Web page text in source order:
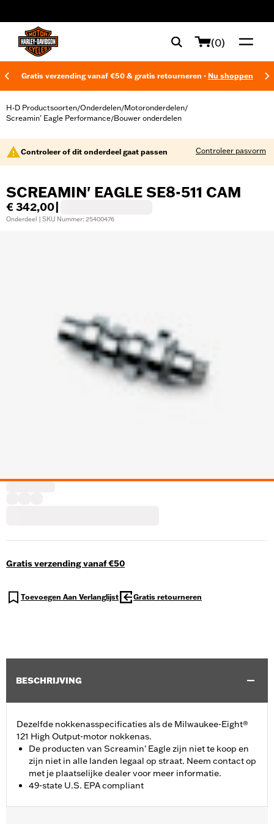
(0)
Gratis verzending vanaf €50 & gratis retourneren - Nu shoppen
H-D Productsoorten/Onderdelen/Motoronderdelen/
Screamin’ Eagle Performance/Bouwer onderdelen
Controleer of dit onderdeel gaat passen Controleer pasvorm
SCREAMIN' EAGLE SE8-511 CAM
€ 342,00
Onderdeel | SKU Nummer: 25400476
Gratis verzending vanaf €50
Toevoegen Aan Verlanglijst Gratis retourneren
BESCHRIJVING
Dezelfde nokkenasspecificaties als de Milwaukee-Eight®
121 High Output-motor nokkenas.
De producten van Screamin' Eagle zijn niet te koop en
zijn niet in alle landen legaal op straat. Neem contact op
met je plaatselijke dealer voor meer informatie.
49-state U.S. EPA compliant